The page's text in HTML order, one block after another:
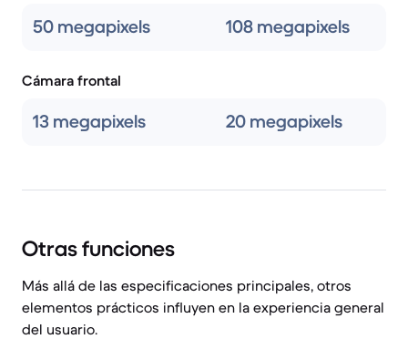
50 megapixels 108 megapixels
Cámara frontal
13 megapixels 20 megapixels
Otras funciones
Más allá de las especificaciones principales, otros
elementos prácticos influyen en la experiencia general
del usuario.